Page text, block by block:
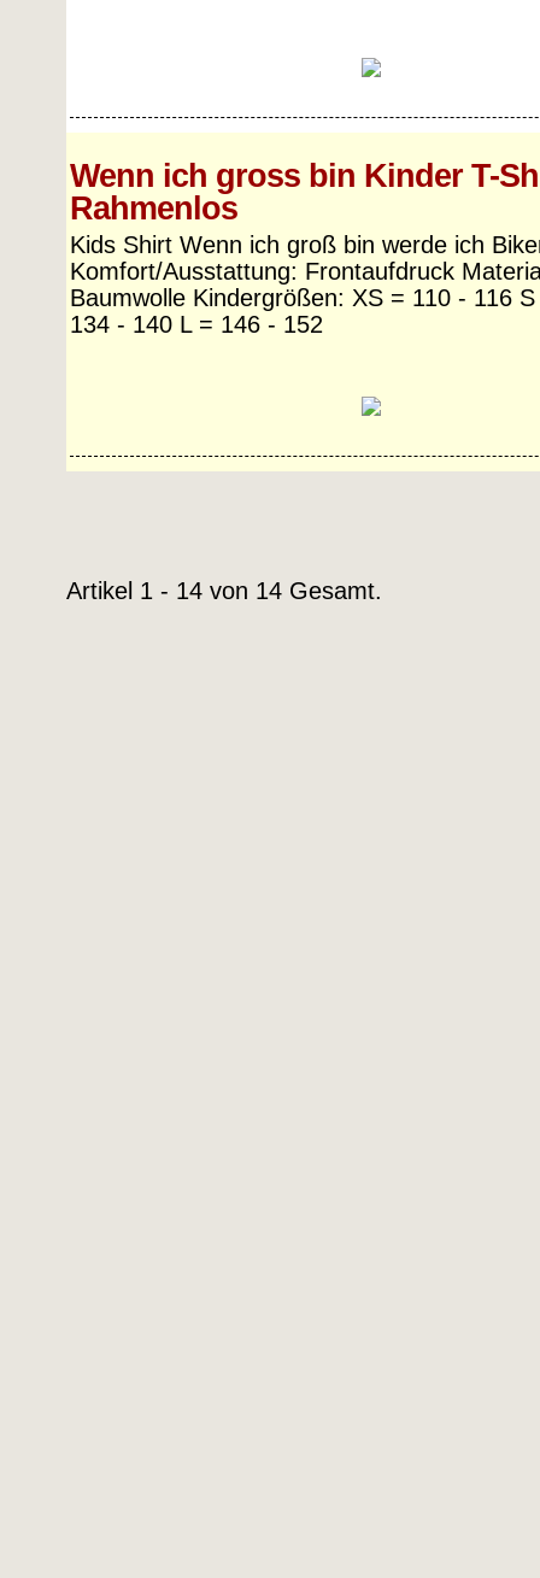
Wenn ich gross bin Kinder T-
Rahmenlos
Kids Shirt Wenn ich groß bin werde ich
Komfort/Ausstattung: Frontaufdruck
Baumwolle Kindergrößen: XS = 110 - 116
134 - 140 L = 146 - 152
Artikel 1 - 14 von 14 Gesamt.